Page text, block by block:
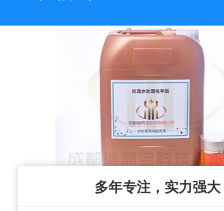
多年专注，实力强大
经验丰富，应用领域
专业团队，技术放
贴心服务，售后放